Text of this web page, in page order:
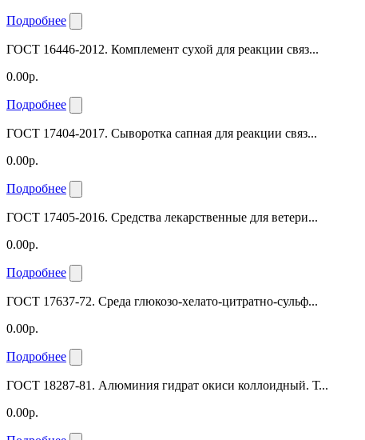
Подробнее
ГОСТ 16446-2012. Комплемент сухой для реакции связ...
0.00р.
Подробнее
ГОСТ 17404-2017. Сыворотка сапная для реакции связ...
0.00р.
Подробнее
ГОСТ 17405-2016. Средства лекарственные для ветери...
0.00р.
Подробнее
ГОСТ 17637-72. Среда глюкозо-хелато-цитратно-сульф...
0.00р.
Подробнее
ГОСТ 18287-81. Алюминия гидрат окиси коллоидный. Т...
0.00р.